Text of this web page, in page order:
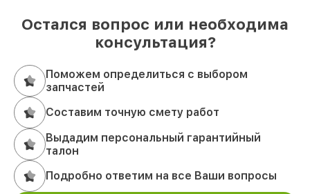
Остался вопрос или необходима
консультация?
Поможем определиться с выбором
запчастей
Составим точную смету работ
Выдадим персональный гарантийный
талон
Подробно ответим на все Ваши вопросы